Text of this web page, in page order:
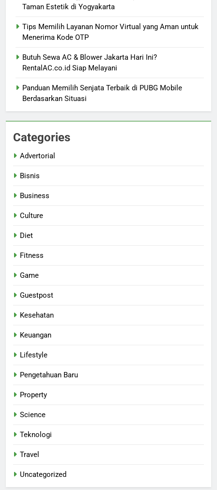
Taman Estetik di Yogyakarta
Tips Memilih Layanan Nomor Virtual yang Aman untuk
Menerima Kode OTP
Butuh Sewa AC & Blower Jakarta Hari Ini?
RentalAC.co.id Siap Melayani
Panduan Memilih Senjata Terbaik di PUBG Mobile
Berdasarkan Situasi
Categories
Advertorial
Bisnis
Business
Culture
Diet
Fitness
Game
Guestpost
Kesehatan
Keuangan
Lifestyle
Pengetahuan Baru
Property
Science
Teknologi
Travel
Uncategorized